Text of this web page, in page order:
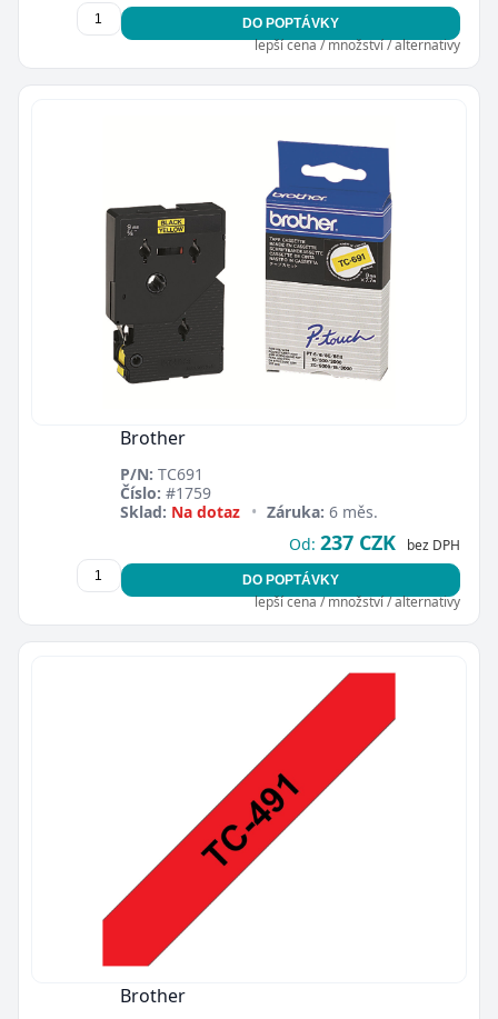
DO POPTÁVKY
lepší cena / množství / alternativy
Brother
P/N: TC691
Číslo: #1759
Sklad: Na dotaz • Záruka: 6 měs.
Od: 237 CZK bez DPH
DO POPTÁVKY
lepší cena / množství / alternativy
Brother